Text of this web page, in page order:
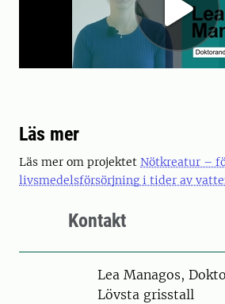
Läs mer
Läs mer om projektet Nötkreatur –
livsmedelsförsörjning i tider av
Kontakt
PersonLea Managos,
Lövsta grisstall